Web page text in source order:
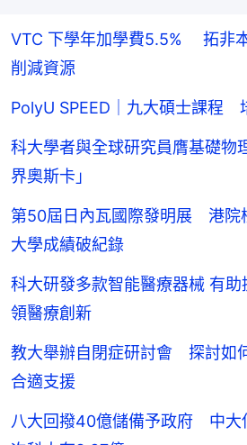
VTC 下學年加學費5.5% 拓非
削減資源
PolyU SPEED｜九大碩士課程
科大學者與全球研究員膺基礎
界奧斯卡」
第50屆日內瓦國際發明展 港
大學成績破紀錄
科大研發多款智能醫療器械 有助
領醫療創新
教大舉辦自閉症研討會 探討如
合適支援
八大回撥40億儲備予政府 中